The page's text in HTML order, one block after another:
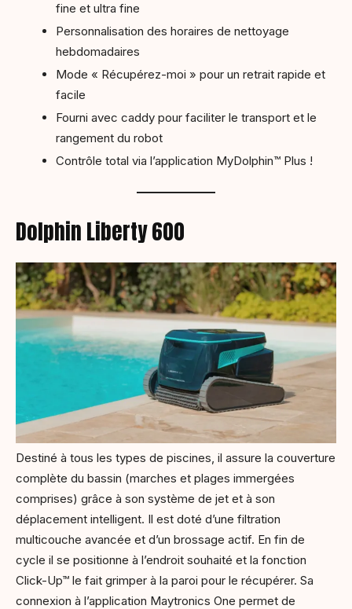
fine et ultra fine
Personnalisation des horaires de nettoyage
hebdomadaires
Mode « Récupérez-moi » pour un retrait rapide et
facile
Fourni avec caddy pour faciliter le transport et le
rangement du robot
Contrôle total via l’application MyDolphin™ Plus !
Dolphin Liberty 600
Destiné à tous les types de piscines, il assure la couverture
complète du bassin (marches et plages immergées
comprises) grâce à son système de jet et à son
déplacement intelligent. Il est doté d’une filtration
multicouche avancée et d’un brossage actif. En fin de
cycle il se positionne à l’endroit souhaité et la fonction
Click-Up™ le fait grimper à la paroi pour le récupérer. Sa
connexion à l’application Maytronics One permet de